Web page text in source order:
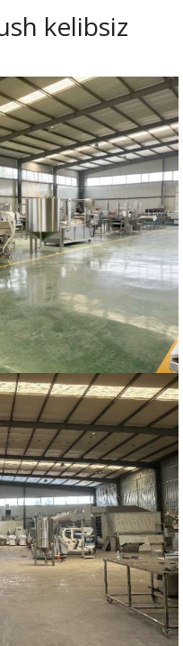
kelibsiz